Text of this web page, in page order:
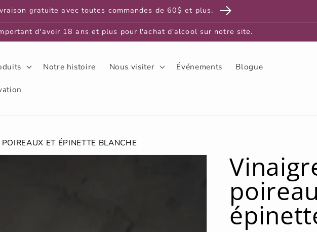
gratuite avec toutes commandes de 60$ et plus.
d'avoir 18 ans et plus pour l'achat d'alcool sur notre site.
Notre histoire Nous visiter Événements Blogue
ET ÉPINETTE BLANCHE